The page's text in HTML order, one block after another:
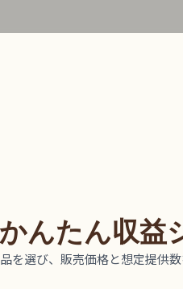
んたん収益
を選び、販売価格と想定提供